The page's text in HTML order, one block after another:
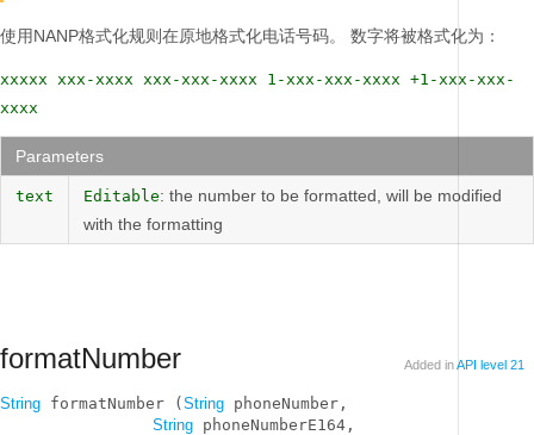
使用NANP格式化规则在原地格式化电话号码。 数字将被格式化为：
xxxxx xxx-xxxx xxx-xxx-xxxx 1-xxx-xxx-xxxx +1-xxx-xxx-
xxxx
Parameters
text Editable: the number to be formatted, will be modified
with the formatting
formatNumber Added inAPI level 21
String formatNumber ( String phoneNumber,
String phoneNumberE164,